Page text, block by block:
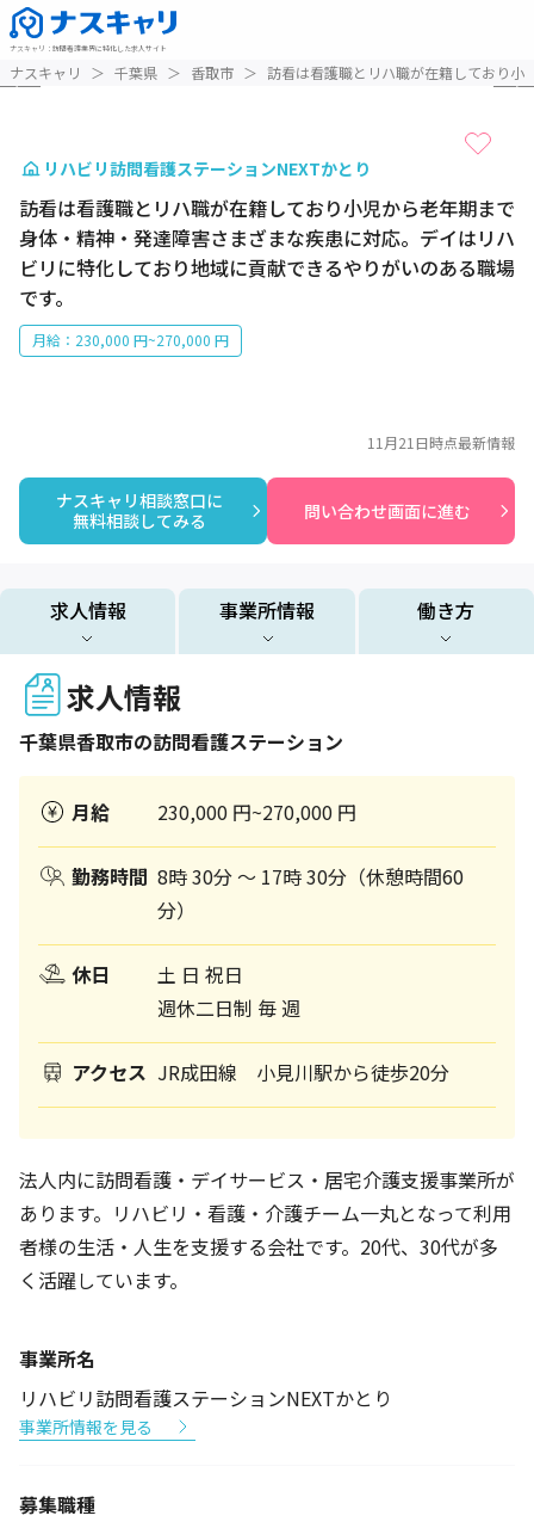
ナスキャリ ： 訪問看護業界に特化した求人サイト
ナスキャリ ＞ 千葉県 ＞ 香取市 ＞ 訪看は看護職とリハ職が在籍しており
リハビリ訪問看護ステーションNEXTかとり
訪看は看護職とリハ職が在籍しており小児から老年期まで
身体・精神・発達障害さまざまな疾患に対応。デイはリハ
ビリに特化しており地域に貢献できるやりがいのある職場
です。
月給：230,000 円~270,000 円
ナスキャリ相談窓口に
無料相談してみる
問い合わせ画面に進む
11月21日時点最新情報
求人情報 事業所情報 働き方
求人情報
千葉県香取市の訪問看護ステーション
月給 230,000 円~270,000 円
勤務時間 8時 30分 〜 17時 30分（休憩時間60
分）
休日
土 日 祝日
週休二日制 毎 週
アクセス JR成田線 小見川駅から徒歩20分
法人内に訪問看護・デイサービス・居宅介護支援事業所が
あります。リハビリ・看護・介護チーム一丸となって利用
者様の生活・人生を支援する会社です。20代、30代が多
く活躍しています。
事業所名
リハビリ訪問看護ステーションNEXTかとり
事業所情報を見る
募集職種